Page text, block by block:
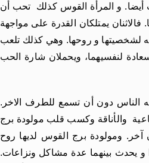
أيضا. و المرأة القوس كذلك تحب أن
فالاثنان يمتلكان القدرة على مواجهة
لشخصيتها و روحها. وهي كذلك تلعب
لنفسيهما، ويحملان شارة الحب
الناس دون أن تسمع للطرف الاخر.
والأناقة وكسب قلب مولودة برج
آخر. ومولودة برج القوس لديها روح
و يحدث بينهما عدة مشاكل ونزاعات.